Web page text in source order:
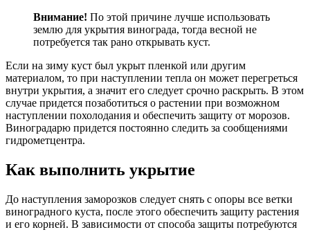
Внимание! По этой причине лучше использовать
землю для укрытия винограда, тогда весной не
потребуется так рано открывать куст.
Если на зиму куст был укрыт пленкой или другим
материалом, то при наступлении тепла он может перегреться
внутри укрытия, а значит его следует срочно раскрыть. В этом
случае придется позаботиться о растении при возможном
наступлении похолодания и обеспечить защиту от морозов.
Виноградарю придется постоянно следить за сообщениями
гидрометцентра.
Как выполнить укрытие
До наступления заморозков следует снять с опоры все ветки
виноградного куста, после этого обеспечить защиту растения
и его корней. В зависимости от способа защиты потребуются